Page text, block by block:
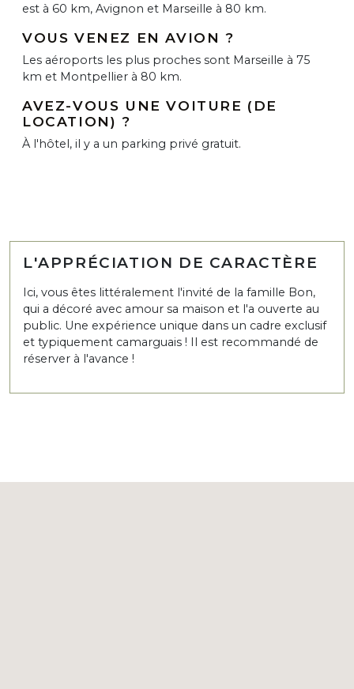
est à 60 km, Avignon et Marseille à 80 km.
VOUS VENEZ EN AVION ?
Les aéroports les plus proches sont Marseille à 75
km et Montpellier à 80 km.
AVEZ-VOUS UNE VOITURE (DE
LOCATION) ?
À l'hôtel, il y a un parking privé gratuit.
L'APPRÉCIATION DE CARACTÈRE
Ici, vous êtes littéralement l'invité de la famille Bon,
qui a décoré avec amour sa maison et l'a ouverte au
public. Une expérience unique dans un cadre exclusif
et typiquement camarguais ! Il est recommandé de
réserver à l'avance !